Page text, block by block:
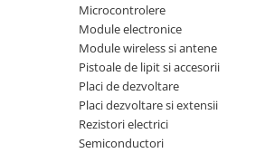
Microcontrolere
Module electronice
Module wireless si antene
Pistoale de lipit si accesorii
Placi de dezvoltare
Placi dezvoltare si extensii
Rezistori electrici
Semiconductori